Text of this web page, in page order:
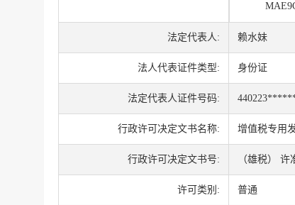
法定代表人: 赖水妹
法人代表证件类型: 身份证
法定代表人证件号码:
行政许可决定文书名称: 增值税专用
行政许可决定文书号: （雄税）
许可类别: 普通